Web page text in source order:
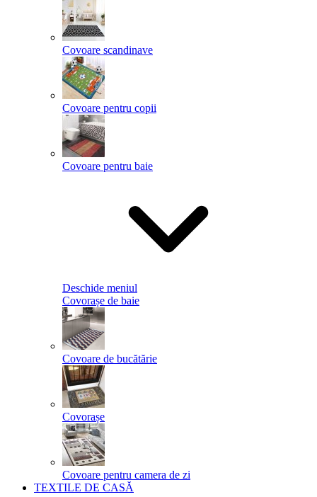
Covoare scandinave
Covoare pentru copii
Covoare pentru baie
Deschide meniul
Covorașe de baie
Covoare de bucătărie
Covorașe
Covoare pentru camera de zi
TEXTILE DE CASĂ